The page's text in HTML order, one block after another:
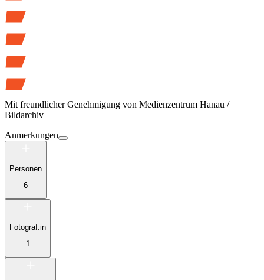
Mit freundlicher Genehmigung von Medienzentrum Hanau /
Bildarchiv
Anmerkungen
Personen
6
Fotograf:in
1